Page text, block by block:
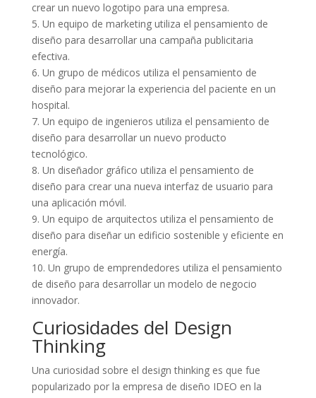
crear un nuevo logotipo para una empresa.
5. Un equipo de marketing utiliza el pensamiento de
diseño para desarrollar una campaña publicitaria
efectiva.
6. Un grupo de médicos utiliza el pensamiento de
diseño para mejorar la experiencia del paciente en un
hospital.
7. Un equipo de ingenieros utiliza el pensamiento de
diseño para desarrollar un nuevo producto
tecnológico.
8. Un diseñador gráfico utiliza el pensamiento de
diseño para crear una nueva interfaz de usuario para
una aplicación móvil.
9. Un equipo de arquitectos utiliza el pensamiento de
diseño para diseñar un edificio sostenible y eficiente en
energía.
10. Un grupo de emprendedores utiliza el pensamiento
de diseño para desarrollar un modelo de negocio
innovador.
Curiosidades del Design
Thinking
Una curiosidad sobre el design thinking es que fue
popularizado por la empresa de diseño IDEO en la